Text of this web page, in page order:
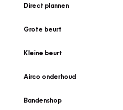
Direct plannen
Grote beurt
Kleine beurt
Airco onderhoud
Bandenshop